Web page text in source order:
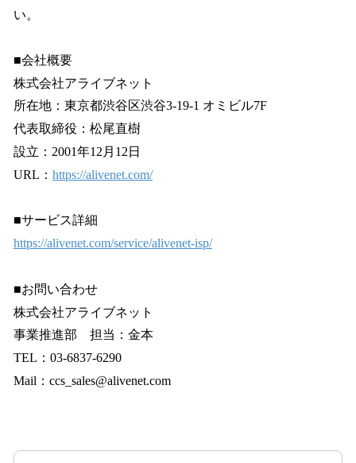
い。
■会社概要
株式会社アライブネット
所在地：東京都渋谷区渋谷3-19-1 オミビル7F
代表取締役：松尾直樹
設立：2001年12月12日
URL： https://alivenet.com/
■サービス詳細
https://alivenet.com/service/alivenet-isp/
■お問い合わせ
株式会社アライブネット
事業推進部 担当：金本
TEL：03-6837-6290
Mail：ccs_sales@alivenet.com